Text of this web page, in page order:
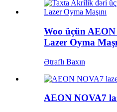
Woo üçün
Lazer Oyma
Ətraflı Baxın
AEON NOVA7